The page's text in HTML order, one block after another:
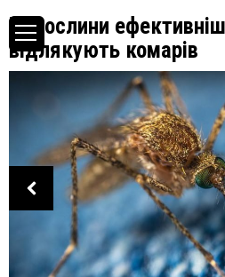
Ці рослини
відлякують комарів